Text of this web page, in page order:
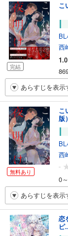
完結
こ
西
1.0
あらすじを表示
無料あり
こ
版）
西
-
0
あらすじを表示
恋
ピ